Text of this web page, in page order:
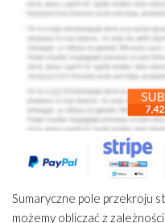
Sumaryczne pole przekroju
możemy obliczać z